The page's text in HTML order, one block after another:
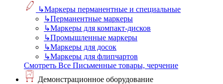
↳Маркеры перманентные и специальные
↳Перманентные маркеры
↳Маркеры для компакт-дисков
↳Промышленные маркеры
↳Маркеры для досок
↳Маркеры для флипчартов
Смотреть Все Письменные товары, черчение
Демонстрационное оборудование